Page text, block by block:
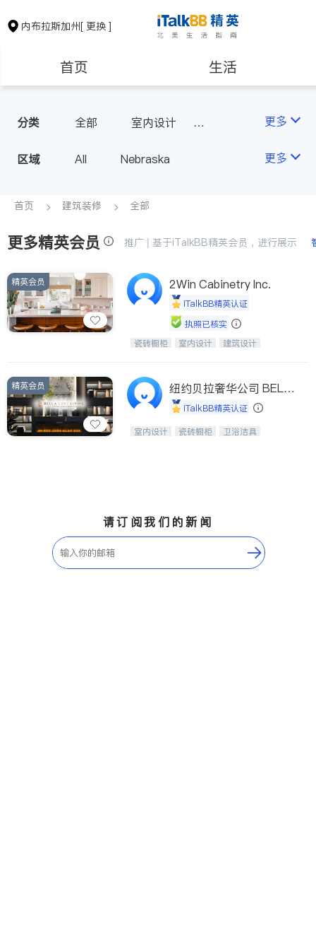
内布拉斯加州[ 更换 ]
首页 生活
房地产租售
教育
非盈利组织
分类 全部
室内设计
更多
区域 All Nebraska 更多
首页 建筑装修 全部
更多精英会员 推广 | 基于iTalkBB精英会员，进行展示
精英会员 2Win Cabinetry Inc.
iTalkBB精英认证
执照已核实
中华橱柜石材公司以实惠的价格提供实
水槽、水龙头与抽油烟机。品质厨房，
家的选择。
瓷砖橱柜 室内设计
建筑设计
精英会员
纽约贝拉奢华公司 BELL
A LUXE
iTalkBB精英认证
设计、制造、安装一体化，打造高端定
室内设计 瓷砖橱柜
卫浴洁具
请订阅我们的新闻